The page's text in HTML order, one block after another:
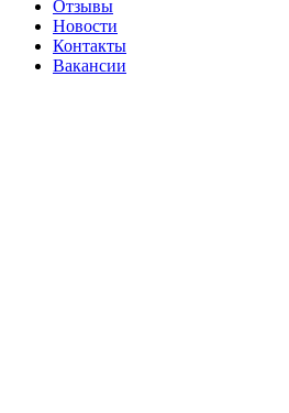
Отзывы
Новости
Контакты
Вакансии